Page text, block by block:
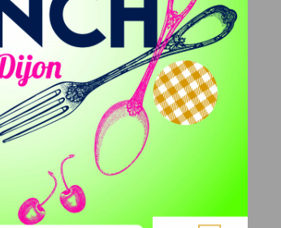
gelsur l’ensemble des
procéder au dégivrage
les quais des stations